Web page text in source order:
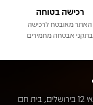
רכישה בטוחה
האתר מאובטח לרכישה
בתקני אבטחה מחמירים
חנות תקליטים מיתולוגית ברחוב שמאי 12 בירושלים, בית חם